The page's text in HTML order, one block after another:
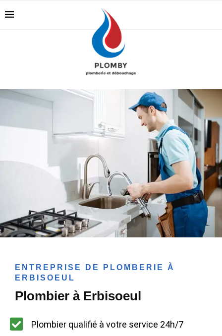
ENTREPRISE DE PLOMBERIE À
ERBISOEUL
Plombier à Erbisoeul
Plombier qualifié à votre service 24h/7